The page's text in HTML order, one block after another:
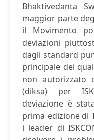
Bhaktivedanta
maggior parte
il Movimento
deviazioni
dagli standard
principale dei
non autorizzato
(diksa) per
deviazione è
prima edizione di
i leader di